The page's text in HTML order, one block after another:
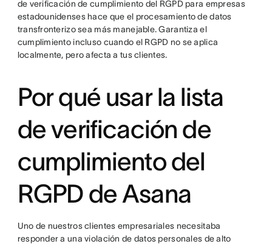
de verificación de cumplimiento del RGPD para empresas
estadounidenses hace que el procesamiento de datos
transfronterizo sea más manejable. Garantiza el
cumplimiento incluso cuando el RGPD no se aplica
localmente, pero afecta a tus clientes.
Por qué usar la lista
de verificación de
cumplimiento del
RGPD de Asana
Uno de nuestros clientes empresariales necesitaba
responder a una violación de datos personales de alto